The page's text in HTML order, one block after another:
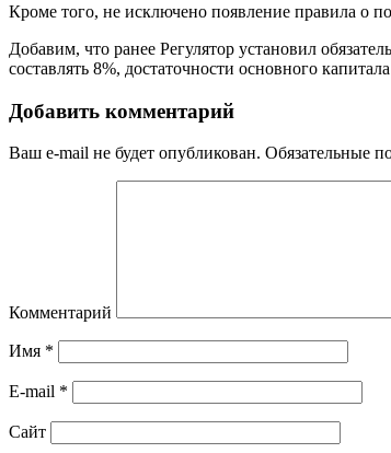
Кроме того, не исключено появление правила о
Добавим, что ранее Регулятор установил
составлять 8%, достаточности основного
Добавить комментарий
Ваш e-mail не будет опубликован. Обязательные
Комментарий
Имя *
E-mail *
Сайт